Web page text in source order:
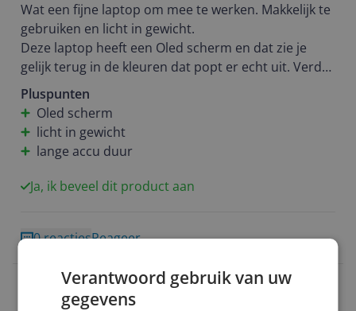
Wat een fijne laptop om mee te werken. Makkelijk te
gebruiken en licht in gewicht.
Deze laptop heeft een Oled scherm en dat zie je
gelijk terug in de kleuren dat popt er echt uit. Verder
gaat de accu lekker lang mee fijn als je het als
werklaptop gebruikt.
Ik heb dit product mogen testen. Ik geef het echt
een dikke 10 en een aanrader.
Pluspunten
Oled scherm
licht in gewicht
lange accu duur
Ja, ik beveel dit product aan
0 reactiesReageer
h******@g******** 25-10-2023
Algemene score
Verantwoord gebruik van uw
gegevens